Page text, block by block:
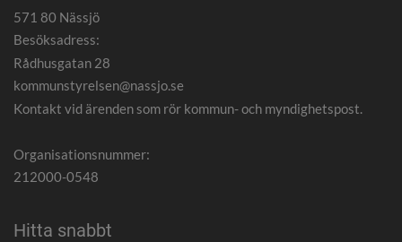
571 80 Nässjö
Besöksadress:
Rådhusgatan 28
kommunstyrelsen@nassjo.se
Kontakt vid ärenden som rör kommun- och myndighetspost.
Organisationsnummer:
212000-0548
Hitta snabbt